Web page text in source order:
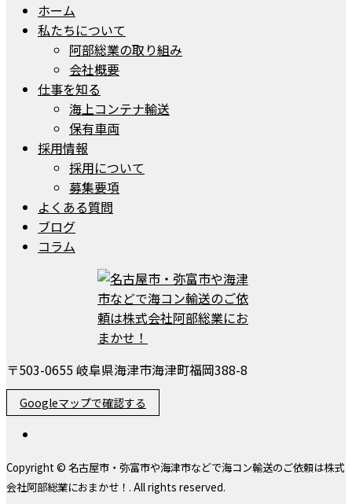
ホーム
私たちについて
阿部総業の取り組み
会社概要
仕事を知る
海上コンテナ輸送
保有車両
採用情報
採用について
募集要項
よくある質問
ブログ
コラム
〒503-0655 岐阜県海津市海津町福岡388-8
Googleマップで確認する
Copyright © 名古屋市・弥富市や海津市などで海コン輸送のご依頼は株式
会社阿部総業におまかせ！. All rights reserved.